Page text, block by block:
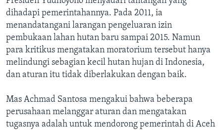
dihadapi pemerintahannya. Pada 2011, ia
menandatangani larangan pengeluaran izin
pembukaan lahan hutan baru sampai 2015. Namun
para kritikus mengatakan moratorium tersebut hanya
melindungi sebagian kecil hutan hujan di Indonesia,
dan aturan itu tidak diberlakukan dengan baik.
Mas Achmad Santosa mengakui bahwa beberapa
perusahaan melanggar aturan dan mengatakan
tugasnya adalah untuk mendorong pemerintah di Aceh